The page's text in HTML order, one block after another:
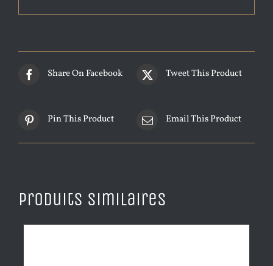
Share On Facebook Tweet This Product
Pin This Product Email This Product
Produits similaires